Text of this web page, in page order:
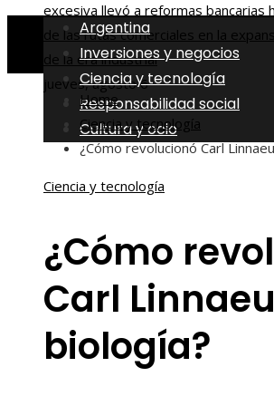
excesiva llevó a reformas bancarias
de las rutas comerciales en la
de la era industrial
jueves, agosto 6
Argentina
Inversiones y negocios
Ciencia y tecnología
Responsabilidad social
Cultura y ocio
Home
Ciencia y tecnología
¿Cómo revolucionó Carl
Ciencia y tecnología
¿Cómo
Carl
biología?